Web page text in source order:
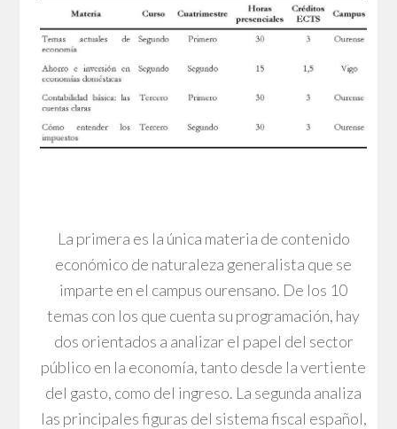
La primera es la única materia de contenido
económico de naturaleza generalista que se
imparte en el campus ourensano. De los 10
temas con los que cuenta su programación, hay
dos orientados a analizar el papel del sector
público en la economía, tanto desde la vertiente
del gasto, como del ingreso. La segunda analiza
las principales figuras del sistema fiscal español,